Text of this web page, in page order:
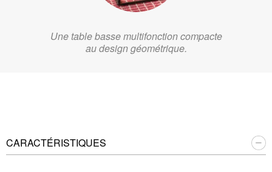
Une table basse multifonction compacte
au design géométrique.
CARACTÉRISTIQUES